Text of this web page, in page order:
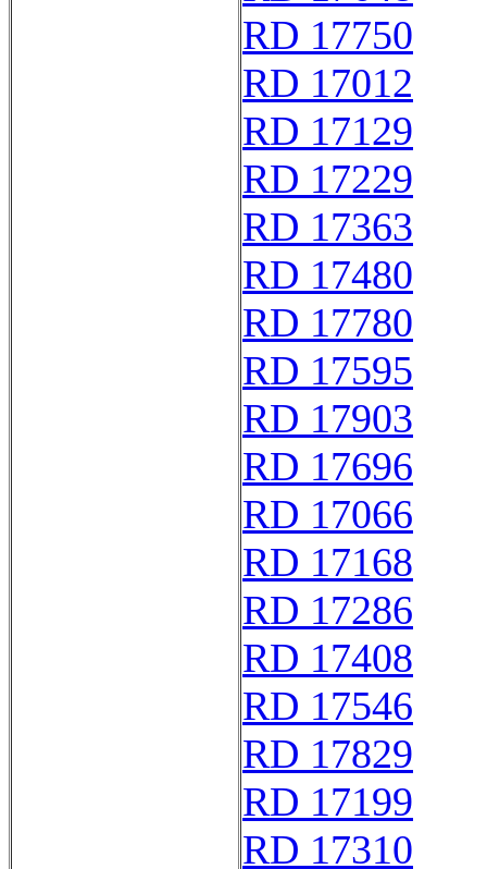
RD 17750
RD 17012
RD 17129
RD 17229
RD 17363
RD 17480
RD 17780
RD 17595
RD 17903
RD 17696
RD 17066
RD 17168
RD 17286
RD 17408
RD 17546
RD 17829
RD 17199
RD 17310